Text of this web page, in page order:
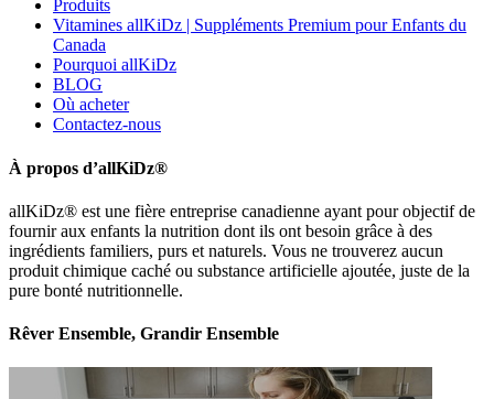
Produits
Vitamines allKiDz | Suppléments Premium pour Enfants du
Canada
Pourquoi allKiDz
BLOG
Où acheter
Contactez-nous
À propos d’allKiDz®
allKiDz® est une fière entreprise canadienne ayant pour objectif de
fournir aux enfants la nutrition dont ils ont besoin grâce à des
ingrédients familiers, purs et naturels. Vous ne trouverez aucun
produit chimique caché ou substance artificielle ajoutée, juste de la
pure bonté nutritionnelle.
Rêver Ensemble, Grandir Ensemble